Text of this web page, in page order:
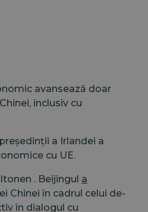
avansează doar
inclusiv cu
a Irlandei a
cu UE.
. Beijingul a
Chinei în cadrul celui de-
în dialogul cu